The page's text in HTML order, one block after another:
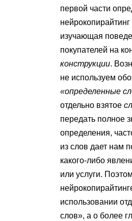
первой части
нейрокопирайтинг
изучающая
покупателей на
конструкции.
не используем
«определенные
отдельно взятое
передать полное
определения,
из слов дает нам
какого-либо
или услуги.
использовании
слов», а о более